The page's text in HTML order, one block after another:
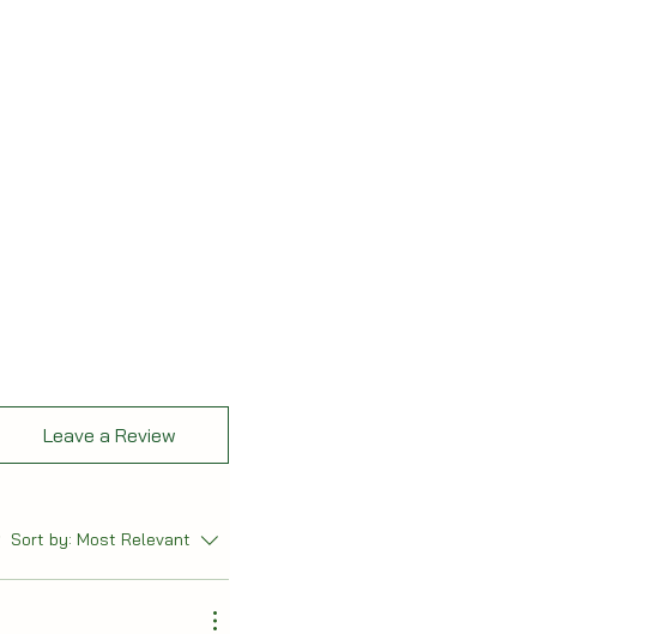
Leave a Review
Sort by: Most Relevant